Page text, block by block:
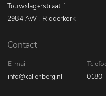
Touwslagerstraat 1
2984 AW , Ridderkerk
Contact
E-mail
info@kallenberg.nl
0180